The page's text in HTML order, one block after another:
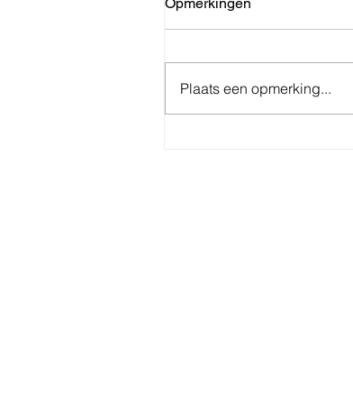
Opmerkingen
Plaats een opmerking...